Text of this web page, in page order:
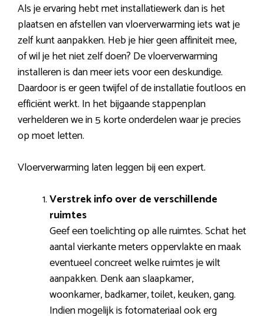
Als je ervaring hebt met installatiewerk dan is het
plaatsen en afstellen van vloerverwarming iets wat je
zelf kunt aanpakken. Heb je hier geen affiniteit mee,
of wil je het niet zelf doen? De vloerverwarming
installeren is dan meer iets voor een deskundige.
Daardoor is er geen twijfel of de installatie foutloos en
efficiënt werkt. In het bijgaande stappenplan
verhelderen we in 5 korte onderdelen waar je precies
op moet letten.
Vloerverwarming laten leggen bij een expert.
Verstrek info over de verschillende
ruimtes
Geef een toelichting op alle ruimtes. Schat het
aantal vierkante meters oppervlakte en maak
eventueel concreet welke ruimtes je wilt
aanpakken. Denk aan slaapkamer,
woonkamer, badkamer, toilet, keuken, gang.
Indien mogelijk is fotomateriaal ook erg